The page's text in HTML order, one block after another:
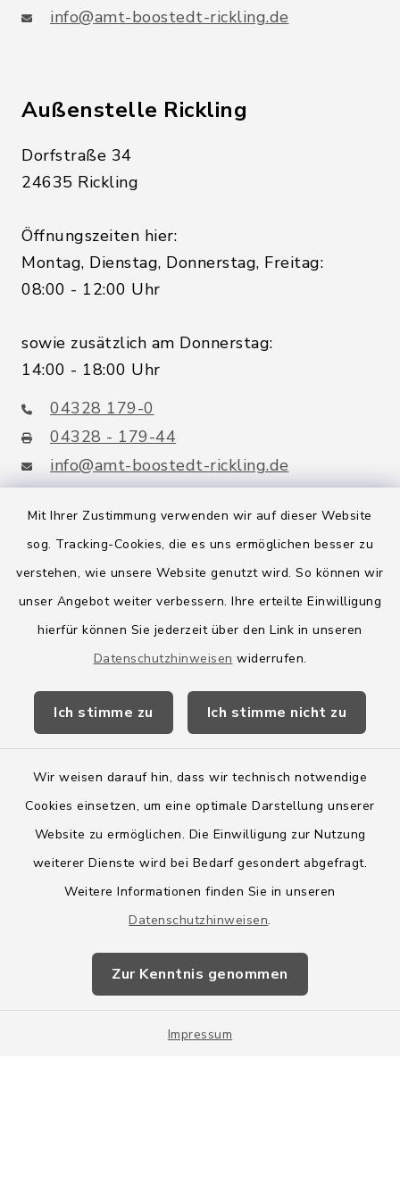
Mit Ihrer Zustimmung verwenden wir auf dieser Website
sog. Tracking-Cookies, die es uns ermöglichen besser zu
verstehen, wie unsere Website genutzt wird. So können wir
unser Angebot weiter verbessern. Ihre erteilte Einwilligung
hierfür können Sie jederzeit über den Link in unseren
Datenschutzhinweisen widerrufen.
Ich stimme zu Ich stimme nicht zu
Wir weisen darauf hin, dass wir technisch notwendige
Cookies einsetzen, um eine optimale Darstellung unserer
Website zu ermöglichen. Die Einwilligung zur Nutzung
weiterer Dienste wird bei Bedarf gesondert abgefragt.
Weitere Informationen finden Sie in unseren
Datenschutzhinweisen.
Zur Kenntnis genommen
Impressum
info@amt-boostedt-rickling.de
Außenstelle Rickling
Dorfstraße 34
24635 Rickling
Öffnungszeiten hier:
Montag, Dienstag, Donnerstag, Freitag:
08:00 - 12:00 Uhr
sowie zusätzlich am Donnerstag:
14:00 - 18:00 Uhr
04328 179-0
04328 - 179-44
info@amt-boostedt-rickling.de
Quicklinks
Amt Boostedt-Rickling
Amtsbroschüre
Wege-Zweckverband
Barrierefreiheit
Impressum
Sitemap